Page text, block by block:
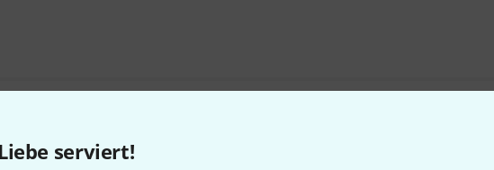
serviert!